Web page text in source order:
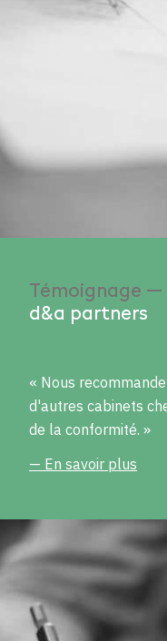
Témoignage —
d&a partners
« Nous
d'autres cabinets
de la conformité. »
— En savoir plus